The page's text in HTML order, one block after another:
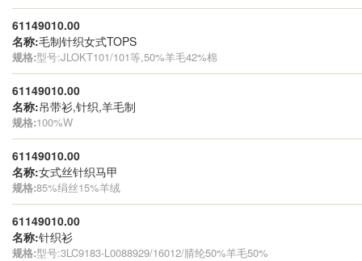
61149010.00
名称:毛制针织女式TOPS
规格:型号:JLOKT101/101等,50%羊毛42%棉
61149010.00
名称:吊带衫,针织,羊毛制
规格:100%W
61149010.00
名称:女式丝针织马甲
规格:85%绢丝15%羊绒
61149010.00
名称:针织衫
规格:型号:3LC9183-L0088929/16012/腈纶50%羊毛50%